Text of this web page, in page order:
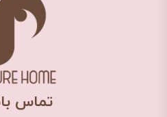
​تماس